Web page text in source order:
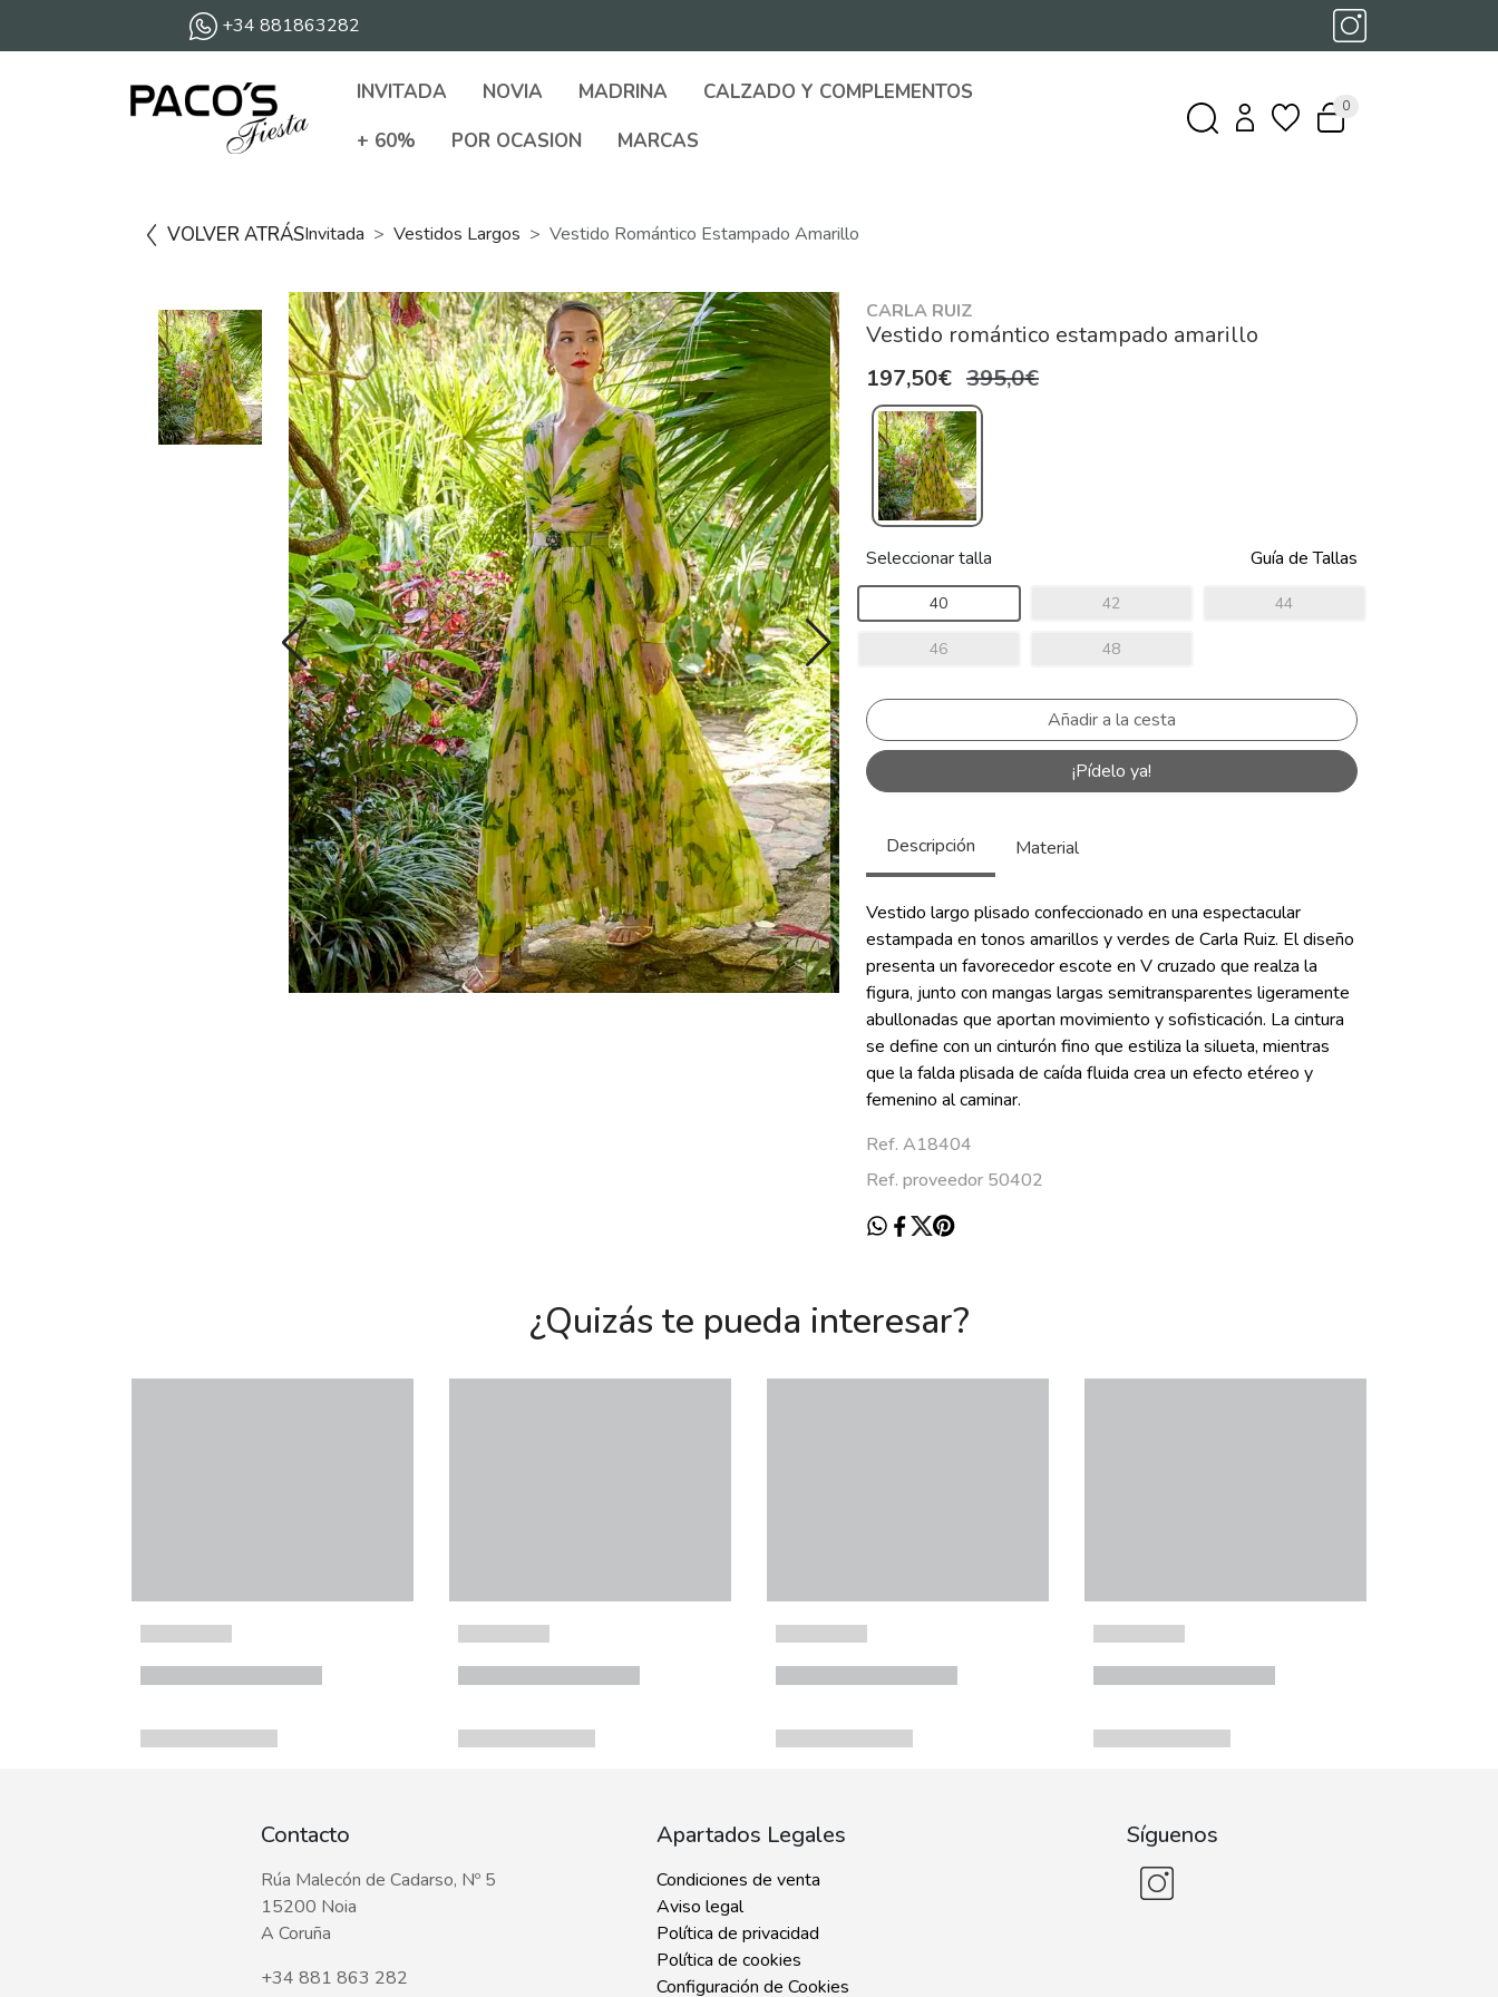
+34 881863282
INVITADA NOVIA MADRINA
CALZADO Y COMPLEMENTOS
+ 60%
POR OCASION MARCAS
0
VOLVER ATRÁSInvitada Vestidos Largos Vestido Romántico Estampado Amarillo
CARLA RUIZ
Vestido romántico estampado amarillo
197,50€ 395,0€
Seleccionar talla Guía de Tallas
40 42 44
46 48
¡Pídelo ya!
Descripción Material
Vestido largo plisado confeccionado en una espectacular
estampada en tonos amarillos y verdes de Carla Ruiz. El diseño
presenta un favorecedor escote en V cruzado que realza la
figura, junto con mangas largas semitransparentes ligeramente
abullonadas que aportan movimiento y sofisticación. La cintura
se define con un cinturón fino que estiliza la silueta, mientras
que la falda plisada de caída fluida crea un efecto etéreo y
femenino al caminar.
Ref. A18404
Ref. proveedor 50402
¿Quizás te pueda interesar?
Contacto
Rúa Malecón de Cadarso, Nº 5
15200 Noia
A Coruña
+34 881 863 282
Apartados Legales
Condiciones de venta
Aviso legal
Política de privacidad
Política de cookies
Configuración de Cookies
Síguenos